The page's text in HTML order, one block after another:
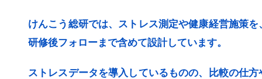
けんこう総研では、ストレス測定や健康経営施策
研修後フォローまで含めて設計しています。
ストレスデータを導入しているものの、比較の仕